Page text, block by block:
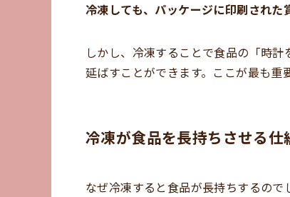
冷凍しても、パッケージに印刷された
しかし、冷凍することで食品の「時
延ばすことができます。ここが最も重
冷凍が食品を長持ちさせる仕
なぜ冷凍すると食品が長持ちするので